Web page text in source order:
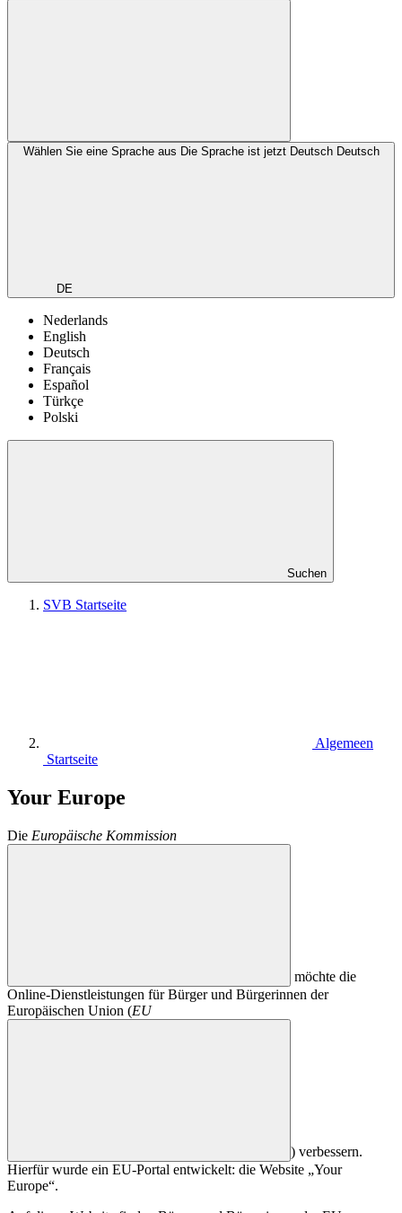
Wählen Sie eine Sprache aus Die Sprache ist jetzt Deutsch Deutsch
DE
Nederlands
English
Deutsch
Français
Español
Türkçe
Polski
Suchen
SVB Startseite
Algemeen
Startseite
Your Europe
Die Europäische Kommission
möchte die
Online-Dienstleistungen für Bürger und Bürgerinnen der
Europäischen Union (EU
) verbessern.
Hierfür wurde ein EU-Portal entwickelt: die Website „Your
Europe“.